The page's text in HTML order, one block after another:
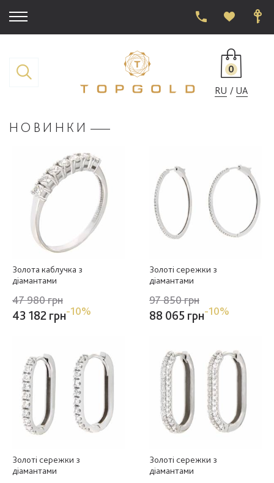
0
RU
UA
НОВИНКИ
Золота каблучка з
діамантами
47 980 грн
43 182 грн-10%
Золоті сережки з
діамантами
97 850 грн
88 065 грн-10%
Золоті сережки з
діамантами
Золоті сережки з
діамантами